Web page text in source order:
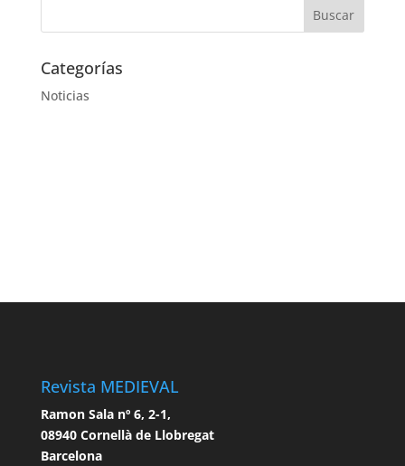
Categorías
Noticias
Revista MEDIEVAL
Ramon Sala nº 6, 2-1,
08940 Cornellà de Llobregat
Barcelona